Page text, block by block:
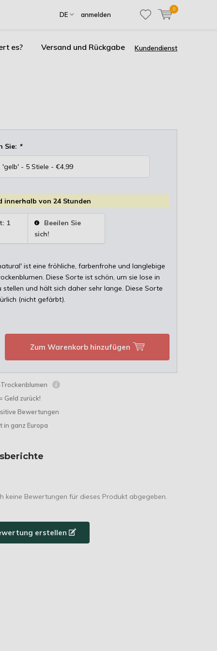
DE anmelden
0
es? Versand und Rückgabe Kundendienst
Sie: *
innerhalb von 24 Stunden
1
Beeilen Sie
sich!
ist eine fröhliche, farbenfrohe und langlebige
Diese Sorte ist schön, um sie lose in
stellen und hält sich daher sehr lange. Diese Sorte
(nicht gefärbt).
Zum Warenkorb hinzufügen
Geld zurück!
Bewertungen
in ganz Europa
keine Bewertungen für dieses Produkt abgegeben.
erstellen